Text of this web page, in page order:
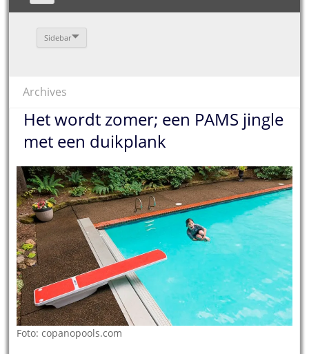
Sidebar
Archives
Het wordt zomer; een PAMS jingle
met een duikplank
Foto: copanopools.com